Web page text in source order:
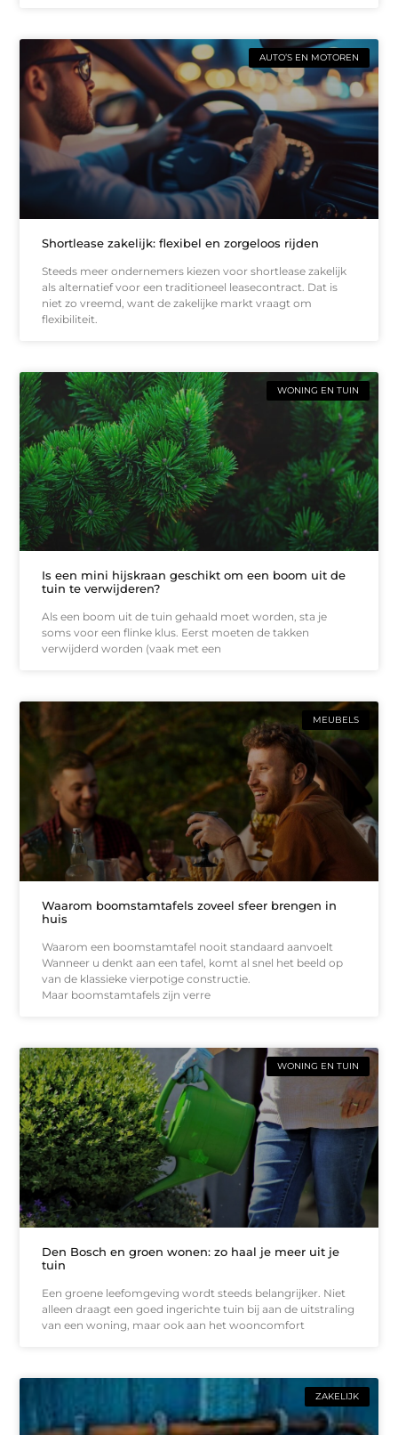
AUTO’S EN MOTOREN
Shortlease zakelijk: flexibel en zorgeloos rijden
Steeds meer ondernemers kiezen voor shortlease zakelijk
als alternatief voor een traditioneel leasecontract. Dat is
niet zo vreemd, want de zakelijke markt vraagt om
flexibiliteit.
WONING EN TUIN
Is een mini hijskraan geschikt om een boom uit de
tuin te verwijderen?
Als een boom uit de tuin gehaald moet worden, sta je
soms voor een flinke klus. Eerst moeten de takken
verwijderd worden (vaak met een
MEUBELS
Waarom boomstamtafels zoveel sfeer brengen in
huis
Waarom een boomstamtafel nooit standaard aanvoelt
Wanneer u denkt aan een tafel, komt al snel het beeld op
van de klassieke vierpotige constructie.
Maar boomstamtafels zijn verre
WONING EN TUIN
Den Bosch en groen wonen: zo haal je meer uit je
tuin
Een groene leefomgeving wordt steeds belangrijker. Niet
alleen draagt een goed ingerichte tuin bij aan de uitstraling
van een woning, maar ook aan het wooncomfort
ZAKELIJK